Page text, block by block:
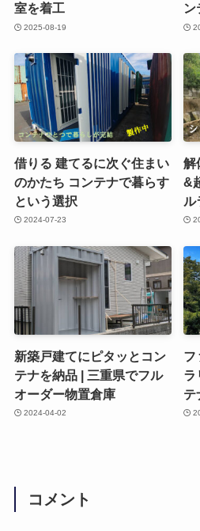
室を着工
2025-08-19
ン
借りる 建てるに次ぐ住まい
のかたち コンテナで暮らす
という選択
2024-07-23
解
&
ル
新築戸建てにピタッとコン
テナを納品 | 三重県でフル
オーダー物置倉庫
2024-04-02
フ
ラ
テ
コメント